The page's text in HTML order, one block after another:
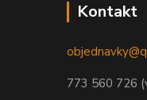
Kontakt
773 560 726